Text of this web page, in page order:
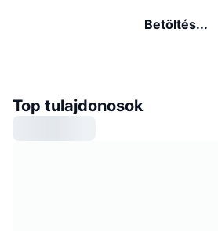
Betöltés...
Top tulajdonosok